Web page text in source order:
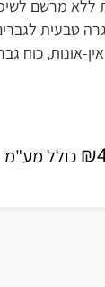
לשיפור הזקפה.
לגברים
גברא ירוד...